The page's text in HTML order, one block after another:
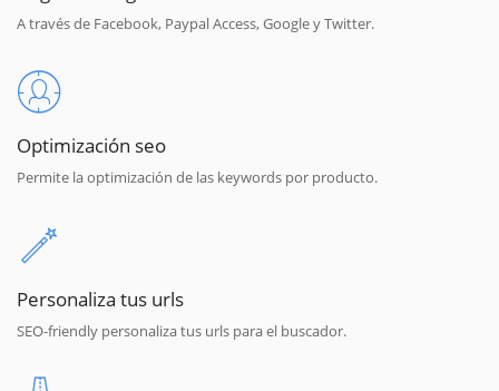
A través de Facebook, Paypal Access, Google y Twitter.
Optimización seo
Permite la optimización de las keywords por producto.
Personaliza tus urls
SEO-friendly personaliza tus urls para el buscador.